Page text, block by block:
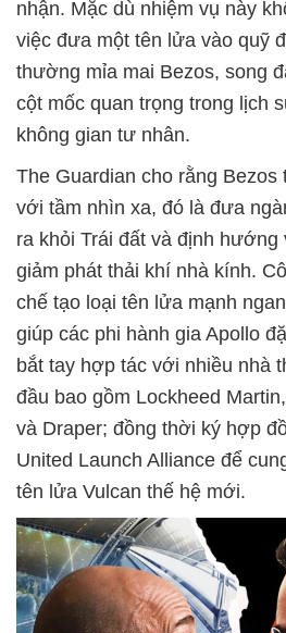
nhận. Mặc dù nhiệm vụ này
việc đưa một tên lửa vào quỹ
thường mỉa mai Bezos, song
cột mốc quan trọng trong lịch
không gian tư nhân.
The Guardian cho rằng Bezos
với tầm nhìn xa, đó là đưa
ra khỏi Trái đất và định hướng
giảm phát thải khí nhà kính.
chế tạo loại tên lửa mạnh
giúp các phi hành gia Apollo
bắt tay hợp tác với nhiều nhà
đầu bao gồm Lockheed
và Draper; đồng thời ký hợp
United Launch Alliance để
tên lửa Vulcan thế hệ mới.